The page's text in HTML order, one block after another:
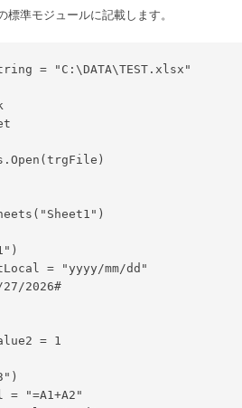
標準モジュールに記載します。